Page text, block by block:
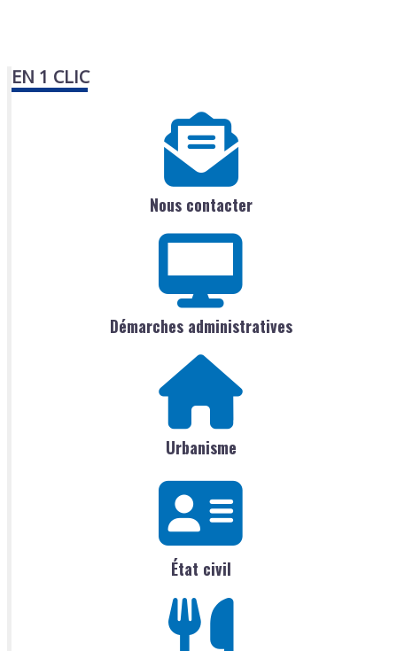
EN 1 CLIC
Nous contacter
Démarches administratives
Urbanisme
État civil